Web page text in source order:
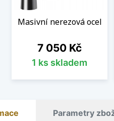
Masivní nerezová ocel
Cena
7 050 Kč
1 ks skladem
Parametry